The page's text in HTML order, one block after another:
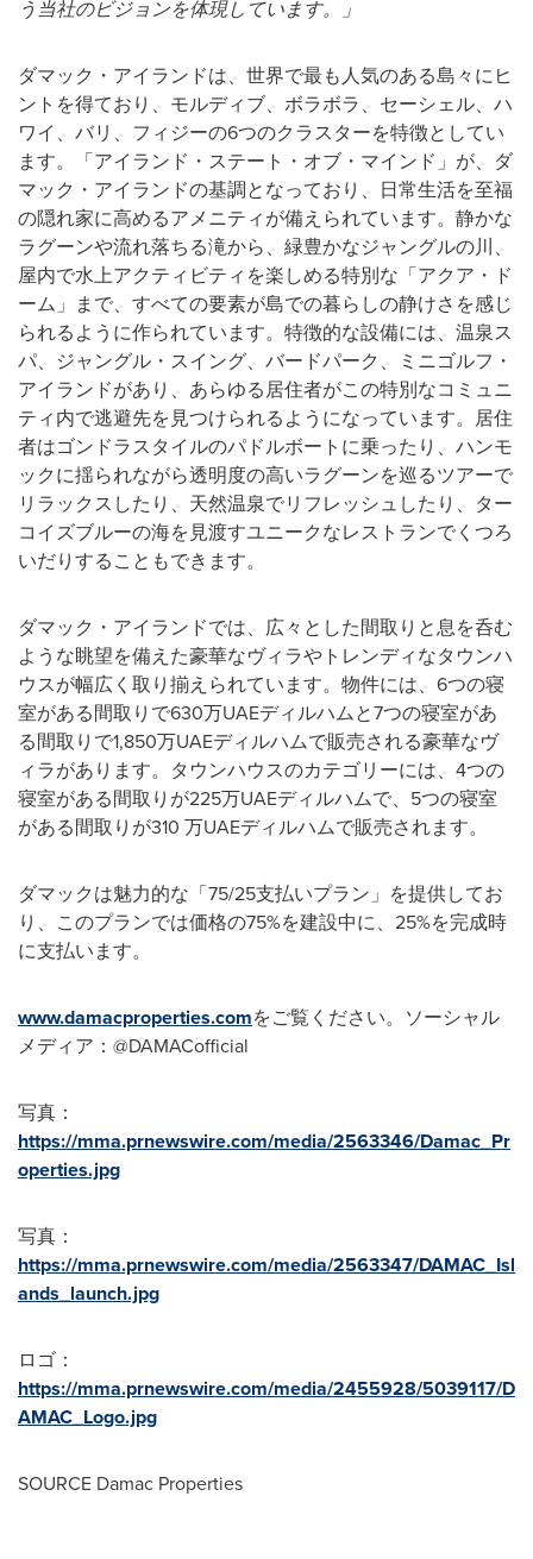
う当社のビジョンを体現しています。」
ダマック・アイランドは、世界で最も人気のある島々にヒ
ントを得ており、モルディブ、ボラボラ、セーシェル、ハ
ワイ、バリ、フィジーの6つのクラスターを特徴としてい
ます。「アイランド・ステート・オブ・マインド」が、ダ
マック・アイランドの基調となっており、日常生活を至福
の隠れ家に高めるアメニティが備えられています。静かな
ラグーンや流れ落ちる滝から、緑豊かなジャングルの川、
屋内で水上アクティビティを楽しめる特別な「アクア・ド
ーム」まで、すべての要素が島での暮らしの静けさを感じ
られるように作られています。特徴的な設備には、温泉ス
パ、ジャングル・スイング、バードパーク、ミニゴルフ・
アイランドがあり、あらゆる居住者がこの特別なコミュニ
ティ内で逃避先を見つけられるようになっています。居住
者はゴンドラスタイルのパドルボートに乗ったり、ハンモ
ックに揺られながら透明度の高いラグーンを巡るツアーで
リラックスしたり、天然温泉でリフレッシュしたり、ター
コイズブルーの海を見渡すユニークなレストランでくつろ
いだりすることもできます。
ダマック・アイランドでは、広々とした間取りと息を呑む
ような眺望を備えた豪華なヴィラやトレンディなタウンハ
ウスが幅広く取り揃えられています。物件には、6つの寝
室がある間取りで630万UAEディルハムと7つの寝室があ
る間取りで1,850万UAEディルハムで販売される豪華なヴ
ィラがあります。タウンハウスのカテゴリーには、4つの
寝室がある間取りが225万UAEディルハムで、5つの寝室
がある間取りが310 万UAEディルハムで販売されます。
ダマックは魅力的な「75/25支払いプラン」を提供してお
り、このプランでは価格の75%を建設中に、25%を完成時
に支払います。
www.damacproperties.comをご覧ください。ソーシャル
メディア：@DAMACofficial
写真：
https://mma.prnewswire.com/media/2563346/Damac_Pr
operties.jpg
写真：
https://mma.prnewswire.com/media/2563347/DAMAC_Isl
ands_launch.jpg
ロゴ：
https://mma.prnewswire.com/media/2455928/5039117/D
AMAC_Logo.jpg
SOURCE Damac Properties